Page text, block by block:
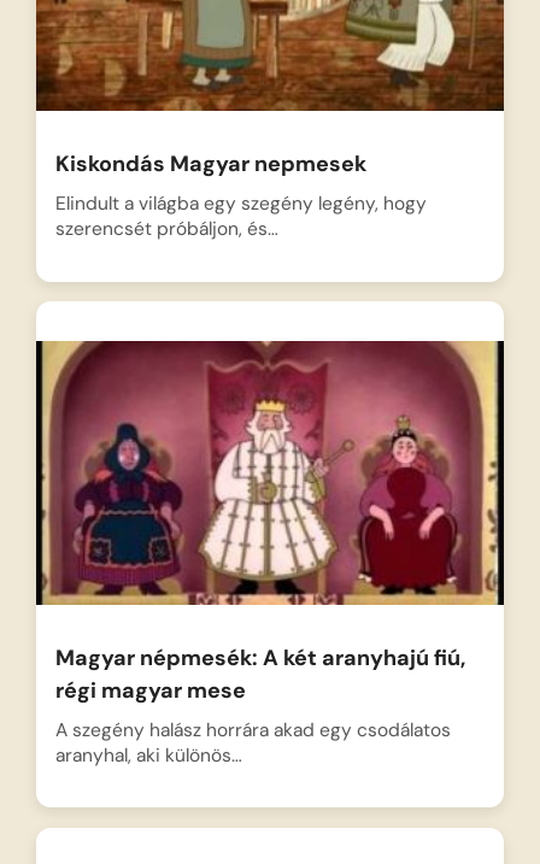
Kiskondás Magyar nepmesek
Elindult a világba egy szegény legény, hogy
szerencsét próbáljon, és…
Magyar népmesék: A két aranyhajú fiú,
régi magyar mese
A szegény halász horrára akad egy csodálatos
aranyhal, aki különös…